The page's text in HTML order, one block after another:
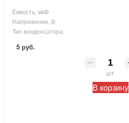
Ёмкость, мкФ
Напряжение, В
Тип конденсатора
5 руб.
шт
В корзину